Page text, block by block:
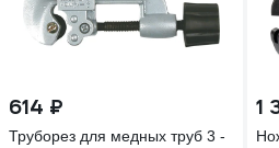
614 ₽
Труборез для медных труб 3 -
1